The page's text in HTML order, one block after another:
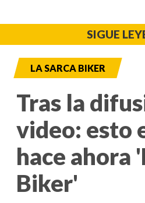
SIGUE
LA SARCA BIKER
Tras la
video: esto
hace ahora
Biker'